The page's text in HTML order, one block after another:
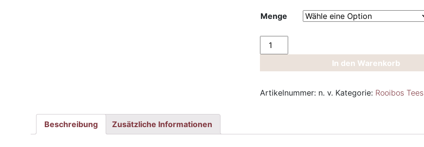
Menge
Rooibos
Tee
Menge
In den Warenkorb
Artikelnummer: n. v. Kategorie: Rooibos Tees
Beschreibung Zusätzliche Informationen